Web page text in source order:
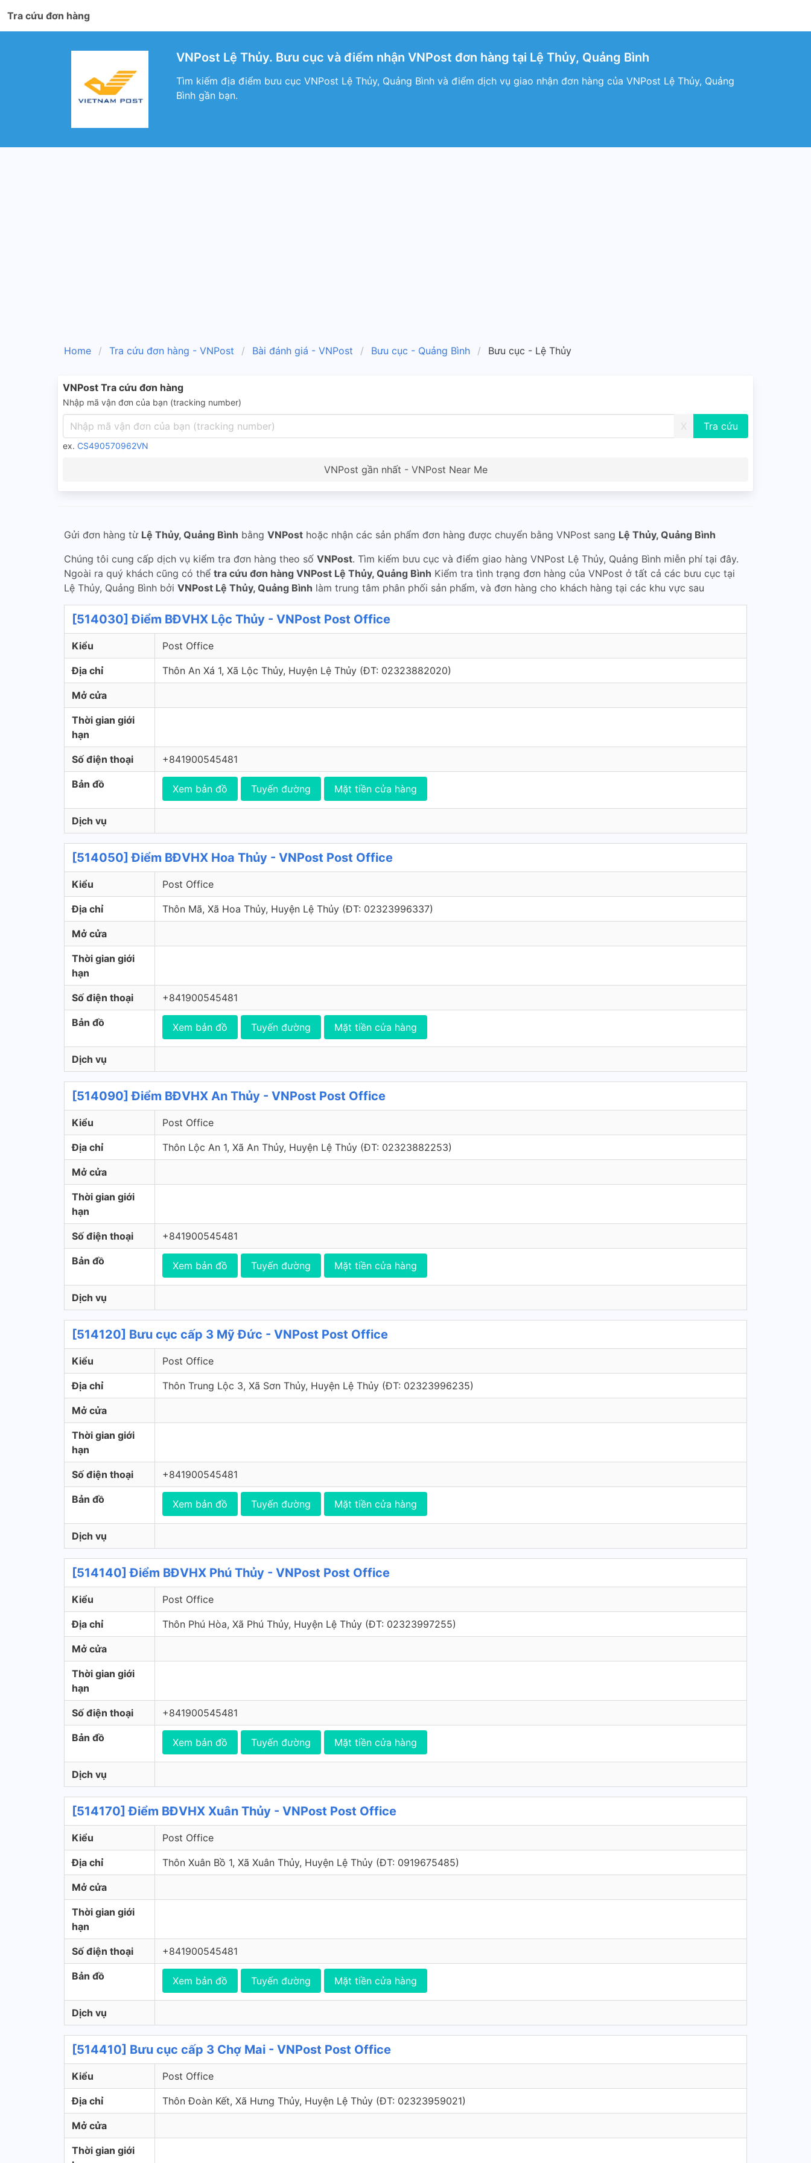
Tra cứu đơn hàng
VNPost Lệ Thủy. Bưu cục và điểm nhận VNPost đơn hàng tại Lệ Thủy, Quảng Bình
Tìm kiếm địa điểm bưu cục VNPost Lệ Thủy, Quảng Bình và điểm dịch vụ giao nhận đơn hàng của VNPost Lệ Thủy, Quảng
Bình gần bạn.
Home Tra cứu đơn hàng - VNPost Bài đánh giá - VNPost Bưu cục - Quảng Bình Bưu cục - Lệ Thủy
VNPost Tra cứu đơn hàng
Nhập mã vận đơn của bạn (tracking number)
X
ex. CS490570962VN
VNPost gần nhất - VNPost Near Me
Gửi đơn hàng từ Lệ Thủy, Quảng Bình bằng VNPost hoặc nhận các sản phẩm đơn hàng được chuyển bằng VNPost sang Lệ Thủy, Quảng Bình
Chúng tôi cung cấp dịch vụ kiểm tra đơn hàng theo số VNPost. Tìm kiếm bưu cục và điểm giao hàng VNPost Lệ Thủy, Quảng Bình miễn phí tại đây.
Ngoài ra quý khách cũng có thể tra cứu đơn hàng VNPost Lệ Thủy, Quảng Bình Kiểm tra tình trạng đơn hàng của VNPost ở tất cả các bưu cục tại
Lệ Thủy, Quảng Bình bởi VNPost Lệ Thủy, Quảng Bình làm trung tâm phân phối sản phẩm, và đơn hàng cho khách hàng tại các khu vực sau
[514030] Điểm BĐVHX Lộc Thủy - VNPost Post Office
Kiểu Post Office
Địa chỉ Thôn An Xá 1, Xã Lộc Thủy, Huyện Lệ Thủy (ÐT: 02323882020)
Mở cửa
Thời gian giới
hạn
Số điện thoại +841900545481
Bản đồ Xem bản đồ Tuyến đường Mặt tiền cửa hàng
Dịch vụ
[514050] Điểm BĐVHX Hoa Thủy - VNPost Post Office
Kiểu Post Office
Địa chỉ Thôn Mã, Xã Hoa Thủy, Huyện Lệ Thủy (ÐT: 02323996337)
Mở cửa
Thời gian giới
hạn
Số điện thoại +841900545481
Bản đồ Xem bản đồ Tuyến đường Mặt tiền cửa hàng
Dịch vụ
[514090] Điểm BĐVHX An Thủy - VNPost Post Office
Kiểu Post Office
Địa chỉ Thôn Lộc An 1, Xã An Thủy, Huyện Lệ Thủy (ÐT: 02323882253)
Mở cửa
Thời gian giới
hạn
Số điện thoại +841900545481
Bản đồ Xem bản đồ Tuyến đường Mặt tiền cửa hàng
Dịch vụ
[514120] Bưu cục cấp 3 Mỹ Đức - VNPost Post Office
Kiểu Post Office
Địa chỉ Thôn Trung Lộc 3, Xã Sơn Thủy, Huyện Lệ Thủy (ÐT: 02323996235)
Mở cửa
Thời gian giới
hạn
Số điện thoại +841900545481
Bản đồ Xem bản đồ Tuyến đường Mặt tiền cửa hàng
Dịch vụ
[514140] Điểm BĐVHX Phú Thủy - VNPost Post Office
Kiểu Post Office
Địa chỉ Thôn Phú Hòa, Xã Phú Thủy, Huyện Lệ Thủy (ÐT: 02323997255)
Mở cửa
Thời gian giới
hạn
Số điện thoại +841900545481
Bản đồ Xem bản đồ Tuyến đường Mặt tiền cửa hàng
Dịch vụ
[514170] Điểm BĐVHX Xuân Thủy - VNPost Post Office
Kiểu Post Office
Địa chỉ Thôn Xuân Bồ 1, Xã Xuân Thủy, Huyện Lệ Thủy (ÐT: 0919675485)
Mở cửa
Thời gian giới
hạn
Số điện thoại +841900545481
Bản đồ Xem bản đồ Tuyến đường Mặt tiền cửa hàng
Dịch vụ
[514410] Bưu cục cấp 3 Chợ Mai - VNPost Post Office
Kiểu Post Office
Địa chỉ Thôn Đoàn Kết, Xã Hưng Thủy, Huyện Lệ Thủy (ÐT: 02323959021)
Mở cửa
Thời gian giới